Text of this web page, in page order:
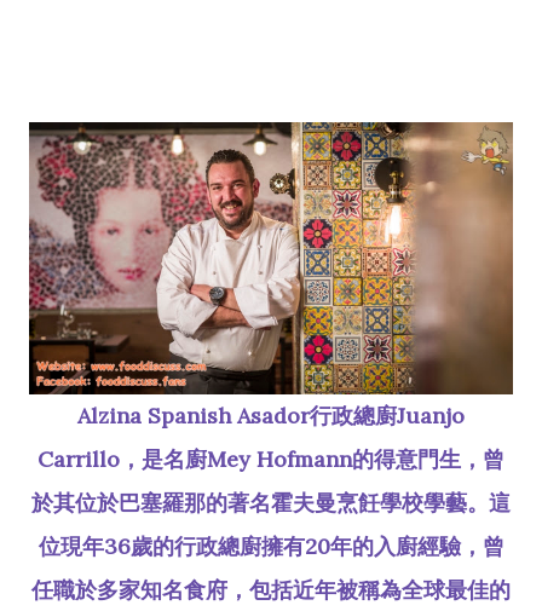
Alzina Spanish Asador行政總廚Juanjo
Carrillo，是名廚Mey Hofmann的得意門生，曾
於其位於巴塞羅那的著名霍夫曼烹飪學校學藝。這
位現年36歲的行政總廚擁有20年的入廚經驗，曾
任職於多家知名食府，包括近年被稱為全球最佳的